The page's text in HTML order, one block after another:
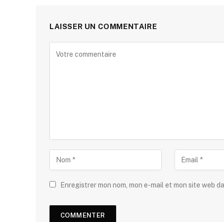
LAISSER UN COMMENTAIRE
Enregistrer mon nom, mon e-mail et mon site web